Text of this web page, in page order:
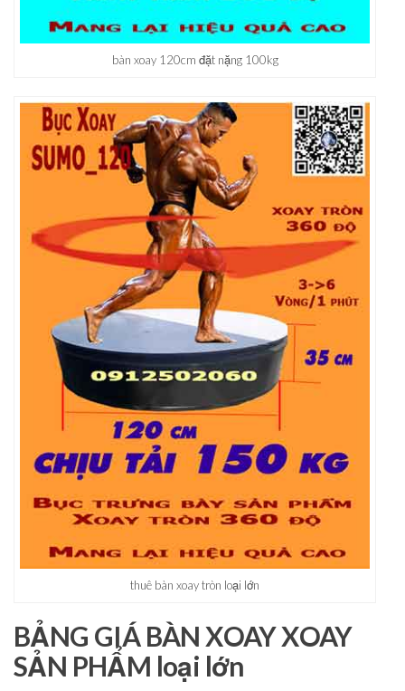
bàn xoay 120cm đặt nặng 100kg
thuê bàn xoay tròn loại lớn
BẢNG GIÁ BÀN XOAY XOAY
SẢN PHẨM loại lớn